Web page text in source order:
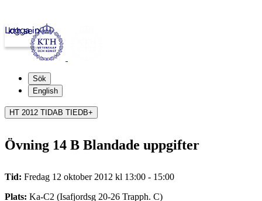
kth.se
Logga in
Sök
English
HT 2012 TIDAB TIEDB+
Övning 14 B Blandade uppgifter
Tid: Fredag 12 oktober 2012 kl 13:00 - 15:00
Plats: Ka-C2 (Isafjordsg 20-26 Trapph. C)